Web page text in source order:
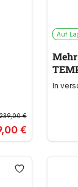
€
€
Auf
In